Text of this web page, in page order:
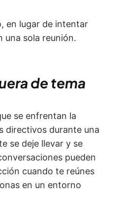
en lugar de intentar
una sola reunión.
de tema
se enfrentan la
directivos durante una
se deje llevar y se
pueden
cuando te reúnes
en un entorno